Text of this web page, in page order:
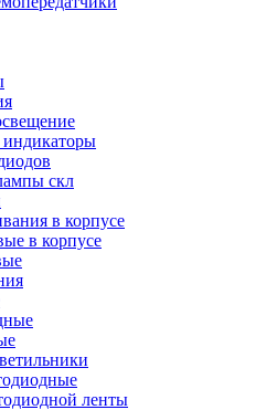
скл
в корпусе
в корпусе
ленты